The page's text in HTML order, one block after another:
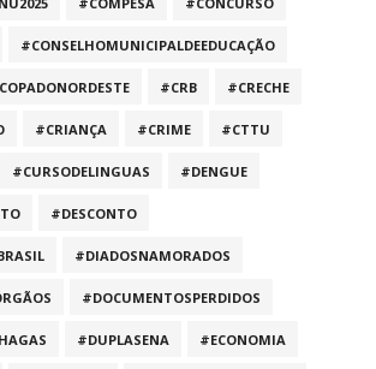
#CONSELHOMUNICIPALDEEDUCAÇÃO
#CRB #CRECHE
#CRIANÇA #CRIME #CTTU
#CURSODELINGUAS #DENGUE
#DESCONTO
#DIADOSNAMORADOS
#DOCUMENTOSPERDIDOS
#DUPLASENA #ECONOMIA